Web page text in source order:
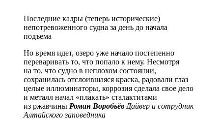
Последние кадры (теперь исторические)
непотревоженного судна за день до начала
подъема
Но время идет, озеро уже начало постепенно
переваривать то, что попало к нему. Несмотря
на то, что судно в неплохом состоянии,
сохранилась отслоившаяся краска, радовали глаз
целые иллюминаторы, коррозия сделала свое дело
и металл начал «плакать» сталактитами
из ржавчины Роман Воробьёв Дайвер и сотрудник
Алтайского заповедника